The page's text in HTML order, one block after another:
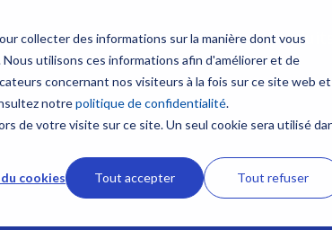
collecter des informations sur la manière dont vous
utilisons ces informations afin d'améliorer et de
concernant nos visiteurs à la fois sur ce site web et
notrepolitique de confidentialité.
de votre visite sur ce site. Un seul cookie sera utilisé
cookies Tout accepter Tout refuser
Produits
Communication et
satellitaires
Radio VHF
Antennes VHF
Formation sur mesure
NavSkills Online
Centre de formation
Academy